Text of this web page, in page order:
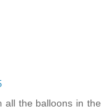
all the balloons in the